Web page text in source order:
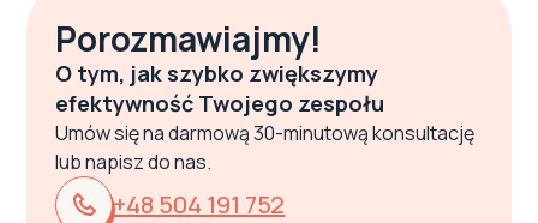
Porozmawiajmy!
O tym, jak szybko zwiększymy
efektywność Twojego zespołu
Umów się na darmową 30-minutową konsultację
lub napisz do nas.
+48 504 191 752